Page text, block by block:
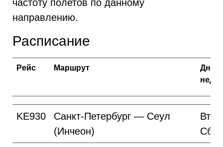
частоту полетов по данному
направлению.
Расписание
Рейс Маршрут
Дни
KE930
Санкт-Петербург — Сеул
(Инчеон)
Вт.
Сб.